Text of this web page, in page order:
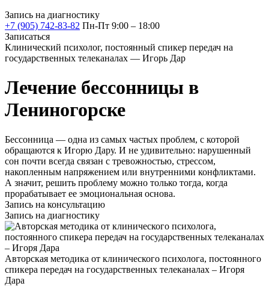
Запись на диагностику
+7 (905) 742-83-82 Пн-Пт 9:00 – 18:00
Записаться
Клинический психолог, постоянный спикер передач на
государственных телеканалах — Игорь Дар
Лечение бессонницы в
Лениногорске
Бессонница — одна из самых частых проблем, с которой
обращаются к Игорю Дару. И не удивительно: нарушенный
сон почти всегда связан с тревожностью, стрессом,
накопленным напряжением или внутренними конфликтами.
А значит, решить проблему можно только тогда, когда
прорабатывает ее эмоциональная основа.
Запись на консультацию
Запись на диагностику
Авторская методика от клинического психолога, постоянного
спикера передач на государственных телеканалах – Игоря
Дара